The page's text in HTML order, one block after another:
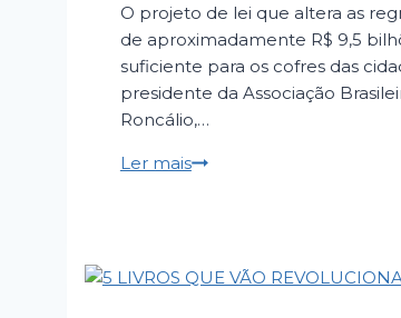
O projeto de lei que altera as
de aproximadamente R$ 9,5
suficiente para os cofres das
presidente da Associação
Roncálio,…
Ler mais